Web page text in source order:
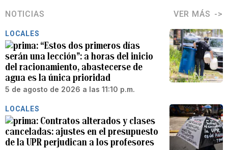
NOTICIAS VER MÁS
LOCALES
“Estos dos primeros días
serán una lección”: a horas del inicio
del racionamiento, abastecerse de
agua es la única prioridad
5 de agosto de 2026 a las 11:10 p.m.
LOCALES
Contratos alterados y clases
canceladas: ajustes en el presupuesto
de la UPR perjudican a los profesores